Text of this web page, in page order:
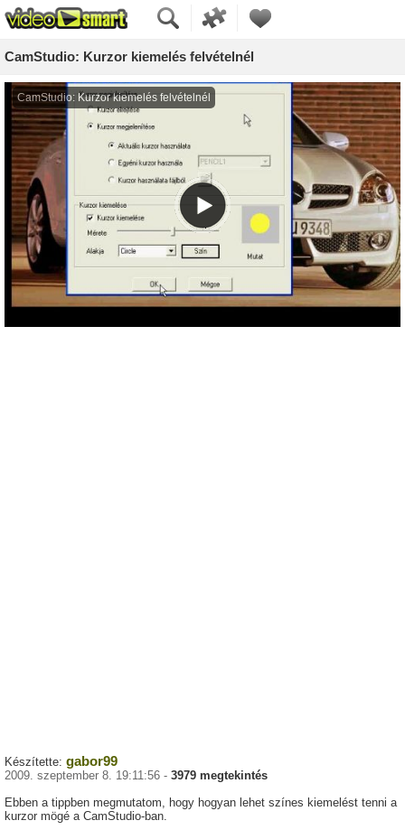
CamStudio: Kurzor kiemelés felvételnél
Készítette: gabor99
2009. szeptember 8. 19:11:56 - 3979 megtekintés
Ebben a tippben megmutatom, hogy hogyan lehet színes kiemelést tenni a
kurzor mögé a CamStudio-ban.